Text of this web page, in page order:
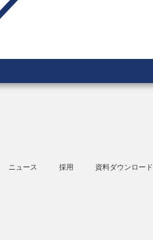
ニュース 採用 資料ダウンロード